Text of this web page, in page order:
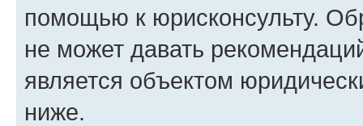
помощью к юрисконсульту.
не может давать
является объектом
ниже.